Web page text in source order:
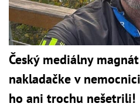
Český mediálny
nakladačke v
ho ani trochu nešetrili!